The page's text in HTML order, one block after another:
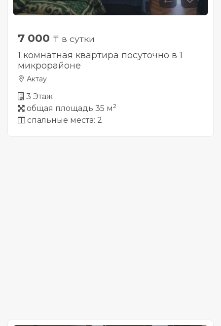
7 000 ₸ в сутки
1 комнатная квартира посуточно в 1
микрорайоне
Актау
3 Этаж
общая площадь 35 м2
спальные места: 2